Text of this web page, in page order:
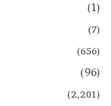
(1)
(7)
(656)
(96)
(2,201)